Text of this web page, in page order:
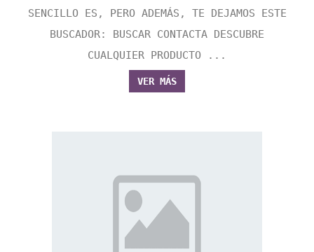
SENCILLO ES, PERO ADEMÁS, TE DEJAMOS ESTE
BUSCADOR: BUSCAR CONTACTA DESCUBRE
CUALQUIER PRODUCTO ...
VER MÁS